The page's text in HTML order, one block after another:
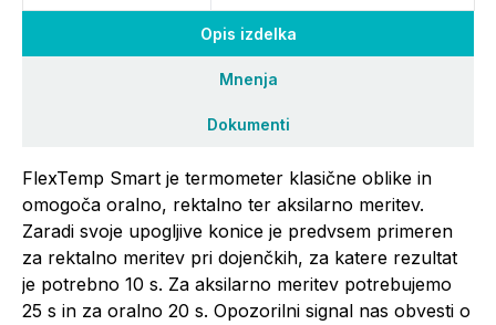
Opis izdelka
Mnenja
Dokumenti
FlexTemp Smart je termometer klasične oblike in
omogoča oralno, rektalno ter aksilarno meritev.
Zaradi svoje upogljive konice je predvsem primeren
za rektalno meritev pri dojenčkih, za katere rezultat
je potrebno 10 s. Za aksilarno meritev potrebujemo
25 s in za oralno 20 s. Opozorilni signal nas obvesti o